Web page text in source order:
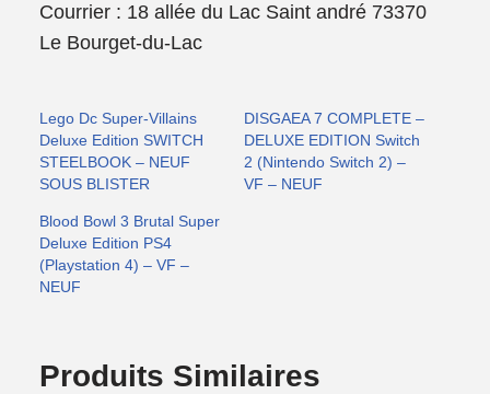
Courrier : 18 allée du Lac Saint andré 73370
Le Bourget-du-Lac
Lego Dc Super-Villains
Deluxe Edition SWITCH
STEELBOOK – NEUF
SOUS BLISTER
DISGAEA 7 COMPLETE –
DELUXE EDITION Switch
2 (Nintendo Switch 2) –
VF – NEUF
Blood Bowl 3 Brutal Super
Deluxe Edition PS4
(Playstation 4) – VF –
NEUF
Produits Similaires